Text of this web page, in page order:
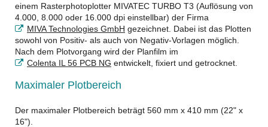
einem Rasterphotoplotter MIVATEC TURBO T3 (Auflösung von
4.000, 8.000 oder 16.000 dpi einstellbar) der Firma
MIVA Technologies GmbH gezeichnet. Dabei ist das Plotten
sowohl von Positiv- als auch von Negativ-Vorlagen möglich.
Nach dem Plotvorgang wird der Planfilm im
Colenta IL 56 PCB NG entwickelt, fixiert und getrocknet.
Maximaler Plotbereich
Der maximaler Plotbereich beträgt 560 mm x 410 mm (22" x
16").